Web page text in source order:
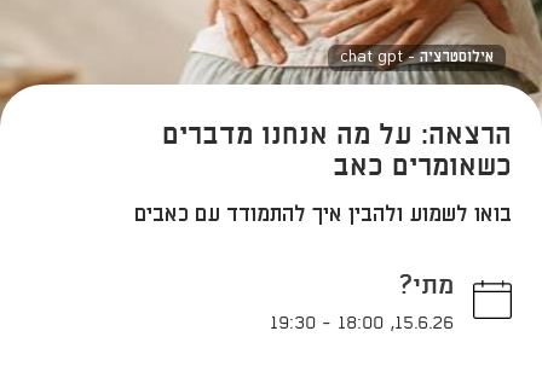
אילוסטרציה - chat gpt
הרצאה: על מה אנחנו מדברים
כשאומרים כאב
בואו לשמוע ולהבין איך להתמודד עם כאבים
מתי?
15.6.26
,
18:00
-
19:30